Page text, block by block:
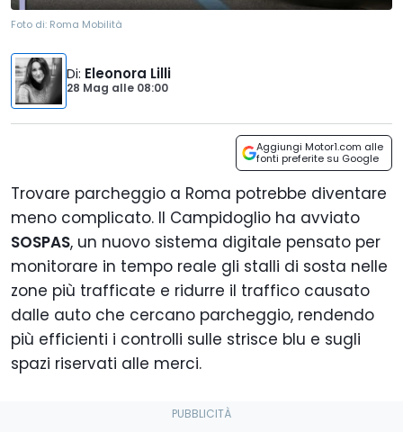
Foto di: Roma Mobilità
Di: Eleonora Lilli
28 Mag alle 08:00
Aggiungi Motor1.com alle
fonti preferite su Google
Trovare parcheggio a Roma potrebbe diventare
meno complicato. Il Campidoglio ha avviato
SOSPAS, un nuovo sistema digitale pensato per
monitorare in tempo reale gli stalli di sosta nelle
zone più trafficate e ridurre il traffico causato
dalle auto che cercano parcheggio, rendendo
più efficienti i controlli sulle strisce blu e sugli
spazi riservati alle merci.